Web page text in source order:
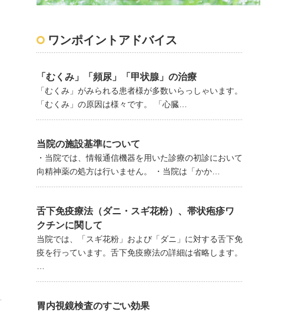
ワンポイントアドバイス
「むくみ」「頻尿」「甲状腺」の治療
「むくみ」がみられる患者様が多数いらっしゃいます。
「むくみ」の原因は様々です。 「心臓…
当院の施設基準について
・当院では、情報通信機器を用いた診療の初診において
向精神薬の処方は行いません。 ・当院は「かか…
舌下免疫療法（ダニ・スギ花粉）、帯状疱疹ワ
クチンに関して
当院では、「スギ花粉」および「ダニ」に対する舌下免
疫を行っています。舌下免疫療法の詳細は省略します。
胃内視鏡検査のすごい効果